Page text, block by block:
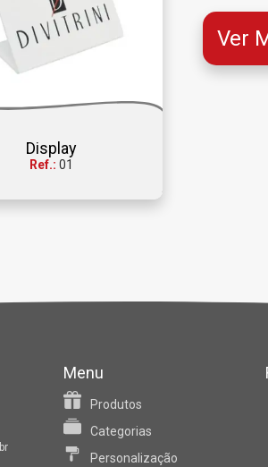
Display
Ref.: 01
Ver
Menu
Produtos
Categorias
Personalização